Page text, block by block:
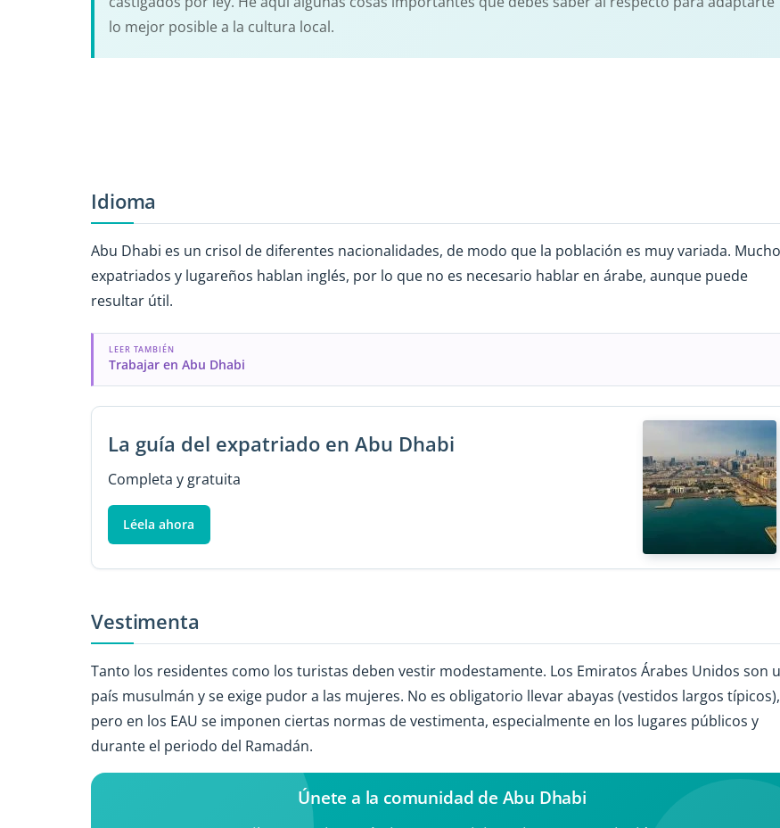
lo mejor posible a la cultura local.
Idioma
Abu Dhabi es un crisol de diferentes nacionalidades, de modo que la población es muy variada.
expatriados y lugareños hablan inglés, por lo que no es necesario hablar en árabe, aunque puede
resultar útil.
LEER TAMBIÉN
Trabajar en Abu Dhabi
La guía del expatriado en Abu Dhabi
Completa y gratuita
Léela ahora
Vestimenta
Tanto los residentes como los turistas deben vestir modestamente. Los Emiratos Árabes Unidos son
país musulmán y se exige pudor a las mujeres. No es obligatorio llevar abayas (vestidos largos típicos),
pero en los EAU se imponen ciertas normas de vestimenta, especialmente en los lugares públicos y
durante el periodo del Ramadán.
Únete a la comunidad de Abu Dhabi